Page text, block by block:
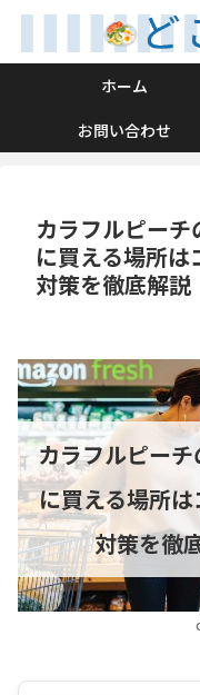
ホーム
お問い合わせ
カラフルピー
に買える場所
対策を徹底解説
カラフルピー
に買える場所
対策を徹